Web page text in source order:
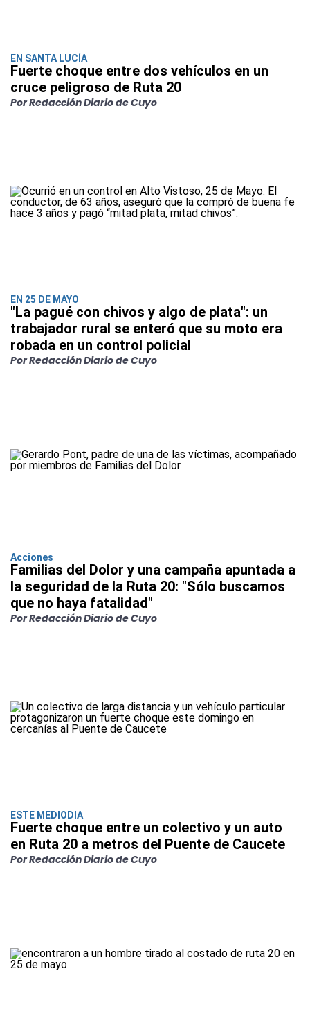
EN SANTA LUCÍA
Fuerte choque entre dos vehículos en un
cruce peligroso de Ruta 20
Por Redacción Diario de Cuyo
EN 25 DE MAYO
"La pagué con chivos y algo de plata": un
trabajador rural se enteró que su moto era
robada en un control policial
Por Redacción Diario de Cuyo
Acciones
Familias del Dolor y una campaña apuntada a
la seguridad de la Ruta 20: "Sólo buscamos
que no haya fatalidad"
Por Redacción Diario de Cuyo
ESTE MEDIODIA
Fuerte choque entre un colectivo y un auto
en Ruta 20 a metros del Puente de Caucete
Por Redacción Diario de Cuyo